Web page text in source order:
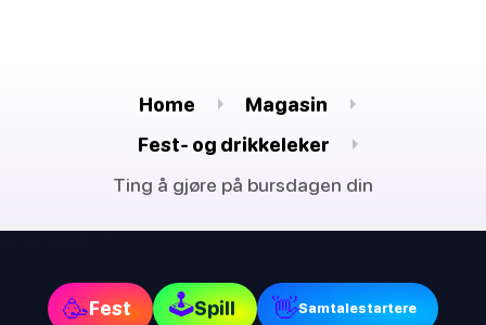
Home
Magasin
Fest- og drikkeleker
Ting å gjøre på bursdagen din
🥳Fest 🕹Spill 👋Samtalestartere